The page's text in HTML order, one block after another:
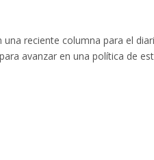
reciente columna para el
avanzar en una política de